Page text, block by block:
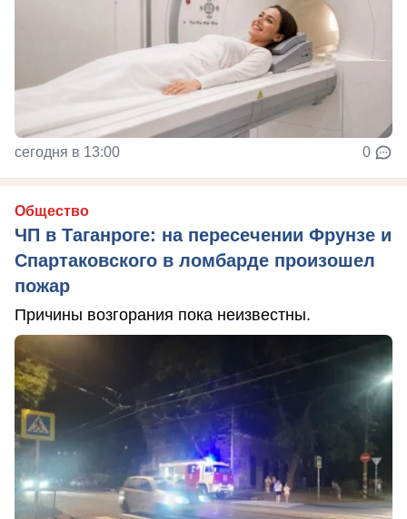
сегодня в 13:00 0
Общество
ЧП в Таганроге: на пересечении Фрунзе и
Спартаковского в ломбарде произошел
пожар
Причины возгорания пока неизвестны.